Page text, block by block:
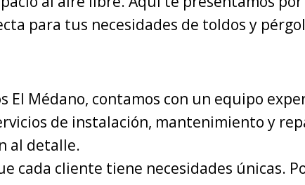
para tus necesidades de toldos y
El Médano, contamos con un equipo
de instalación, mantenimiento y
al detalle.
cada cliente tiene necesidades únicas.